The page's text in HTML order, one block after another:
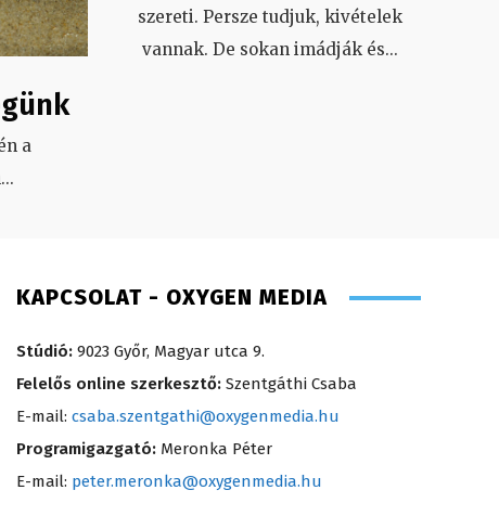
a
...
szereti. Persze tudjuk, kivételek
vannak. De sokan imádják és...
KAPCSOLAT - OXYGEN MEDIA
Stúdió: 9023 Győr, Magyar utca 9.
Felelős online szerkesztő: Szentgáthi Csaba
E-mail: csaba.szentgathi@oxygenmedia.hu
Programigazgató: Meronka Péter
E-mail: peter.meronka@oxygenmedia.hu